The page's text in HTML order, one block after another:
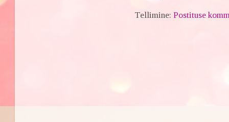
Tellimine:Postituse